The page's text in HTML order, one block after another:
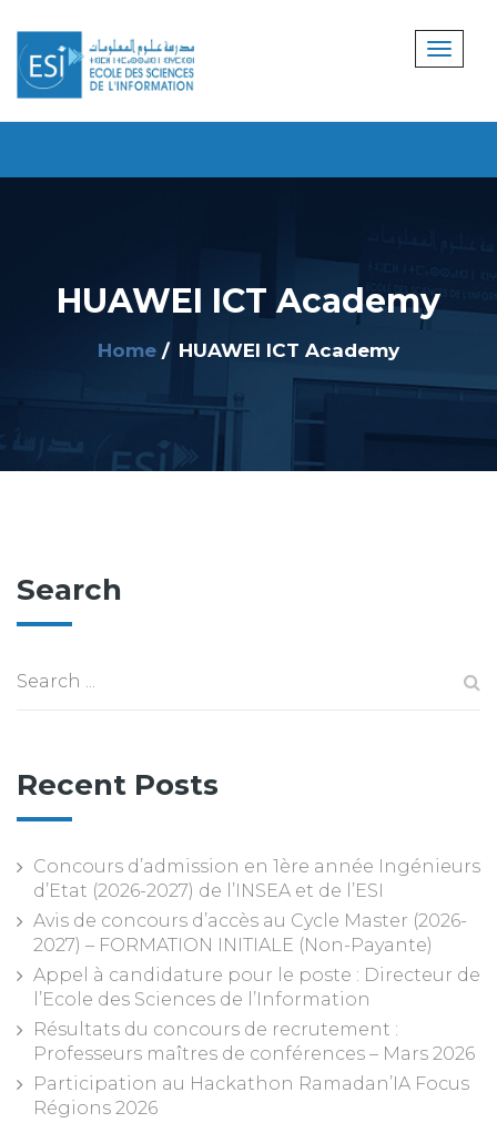
HUAWEI ICT Academy
Home HUAWEI ICT Academy
Search
Recent Posts
Concours d’admission en 1ère année Ingénieurs
d’Etat (2026-2027) de l’INSEA et de l’ESI
Avis de concours d’accès au Cycle Master (2026-
2027) – FORMATION INITIALE (Non-Payante)
Appel à candidature pour le poste : Directeur de
l’Ecole des Sciences de l’Information
Résultats du concours de recrutement :
Professeurs maîtres de conférences – Mars 2026
Participation au Hackathon Ramadan’IA Focus
Régions 2026